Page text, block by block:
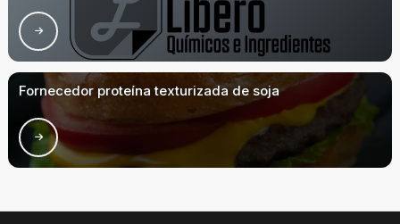
Fornecedor proteína texturizada de soja